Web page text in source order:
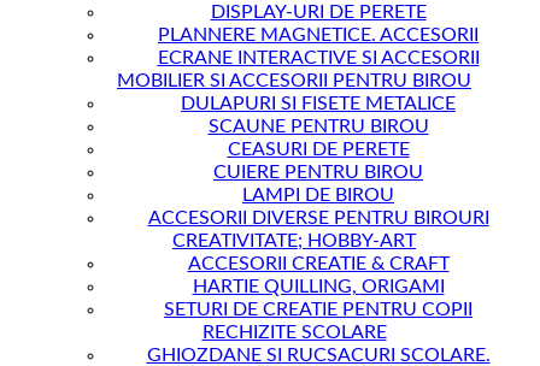
DISPLAY-URI DE PERETE
PLANNERE MAGNETICE. ACCESORII
ECRANE INTERACTIVE SI ACCESORII
MOBILIER SI ACCESORII PENTRU BIROU
DULAPURI SI FISETE METALICE
SCAUNE PENTRU BIROU
CEASURI DE PERETE
CUIERE PENTRU BIROU
LAMPI DE BIROU
ACCESORII DIVERSE PENTRU BIROURI
CREATIVITATE; HOBBY-ART
ACCESORII CREATIE & CRAFT
HARTIE QUILLING, ORIGAMI
SETURI DE CREATIE PENTRU COPII
RECHIZITE SCOLARE
GHIOZDANE SI RUCSACURI SCOLARE.